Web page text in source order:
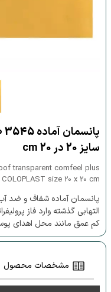
سایز 20 در 20 cm
transparent comfeel plus
COLOPLAST size 20 x 20 cm
پانسمان آماده شفاف و ضد
التهابی گذشته وارد فاز
کم عمق مانند محل اهدای
مشخصات محصول